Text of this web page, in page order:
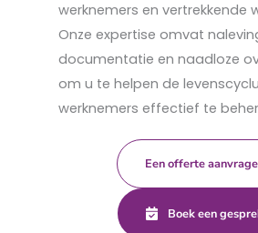
werknemers en vertrekkende
Onze expertise omvat
documentatie en naadloze
om u te helpen de
werknemers effectief te
Een offerte
Boek een